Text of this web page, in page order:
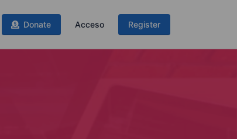
Donate Acceso Register